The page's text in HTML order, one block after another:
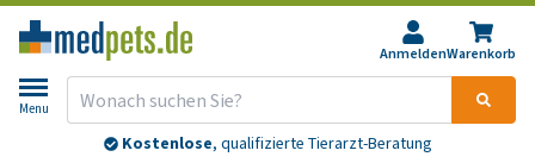
AnmeldenWarenkorb
Menu
Kostenlose, qualifizierte Tierarzt-Beratung